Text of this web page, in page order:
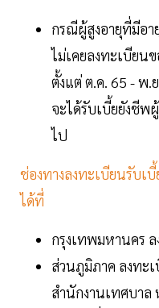
กรณีผู้สูงอายุที่มีอ
ไม่เคยลงทะเบียน
ตั้งแต่ ต.ค. 65 - พ.
จะได้รับเบี้ยยังชีพ
ไป
ช่องทางลงทะเบียนรับเ
ได้ที่
กรุงเทพมหานคร
ส่วนภูมิภาค ลงทะ
สำนักงานเทศบาล